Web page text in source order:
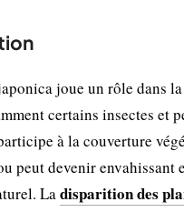
joue un rôle dans
certains insectes et
à la couverture
peut devenir
Ladisparition des